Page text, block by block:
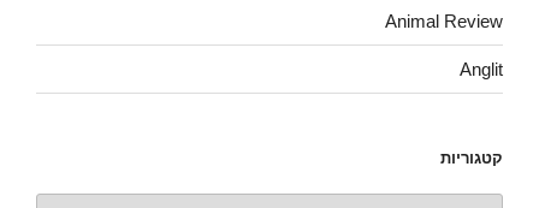
Animal Review
Anglit
קטגוריות